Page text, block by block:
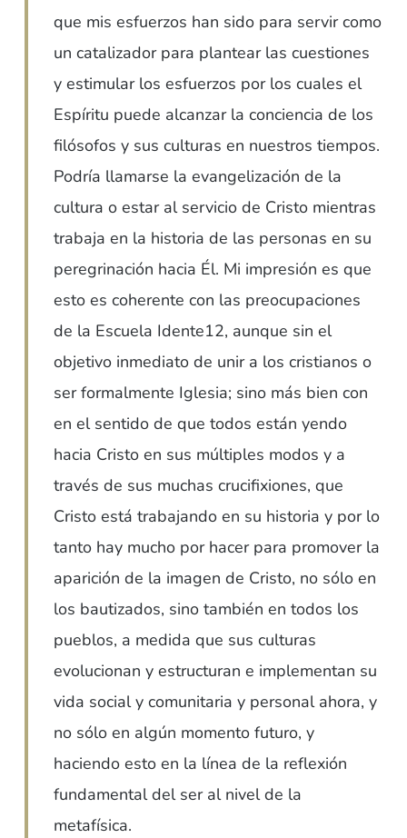
que mis esfuerzos han sido para servir como
un catalizador para plantear las cuestiones
y estimular los esfuerzos por los cuales el
Espíritu puede alcanzar la conciencia de los
filósofos y sus culturas en nuestros tiempos.
Podría llamarse la evangelización de la
cultura o estar al servicio de Cristo mientras
trabaja en la historia de las personas en su
peregrinación hacia Él. Mi impresión es que
esto es coherente con las preocupaciones
de la Escuela Idente12, aunque sin el
objetivo inmediato de unir a los cristianos o
ser formalmente Iglesia; sino más bien con
en el sentido de que todos están yendo
hacia Cristo en sus múltiples modos y a
través de sus muchas crucifixiones, que
Cristo está trabajando en su historia y por lo
tanto hay mucho por hacer para promover la
aparición de la imagen de Cristo, no sólo en
los bautizados, sino también en todos los
pueblos, a medida que sus culturas
evolucionan y estructuran e implementan su
vida social y comunitaria y personal ahora, y
no sólo en algún momento futuro, y
haciendo esto en la línea de la reflexión
fundamental del ser al nivel de la
metafísica.